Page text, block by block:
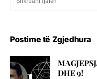
Postime të Zgjedhura
DHE 9!